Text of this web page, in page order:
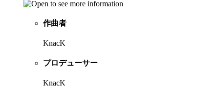
作曲者
KnacK
プロデューサー
KnacK